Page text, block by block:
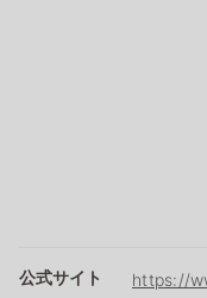
公式サイト https://